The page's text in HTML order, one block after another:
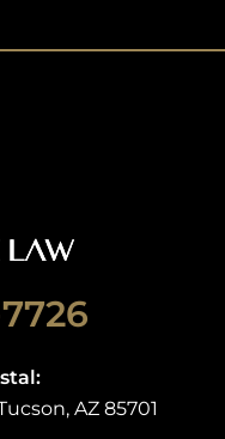
AZ 85701